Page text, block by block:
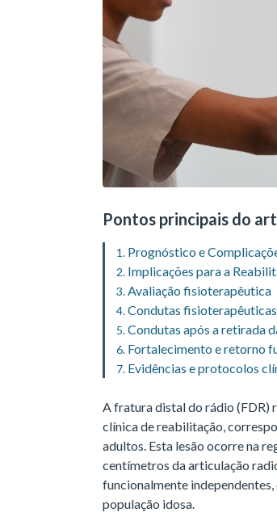
Pontos principais do
Prognóstico e
Implicações para a
Avaliação fisioterapêutica
Condutas
Condutas após a retirada
Fortalecimento e retorno
Evidências e protocolos
A fratura distal do rádio (FDR)
clínica de reabilitação,
adultos. Esta lesão ocorre na
centímetros da articulação
funcionalmente
população idosa.